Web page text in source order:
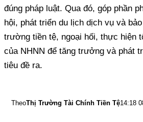
đúng pháp luật. Qua đó, góp phần
hội, phát triển du lịch dịch vụ và
trường tiền tệ, ngoại hối, thực hiện
của NHNN để tăng trưởng và phát
tiêu đề ra.
TheoThị Trường Tài Chính Tiền Tệ14:18